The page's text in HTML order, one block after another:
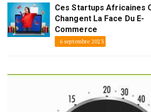
Ces Startups Africaines
Changent La Face Du E-
Commerce
6 septembre 2023